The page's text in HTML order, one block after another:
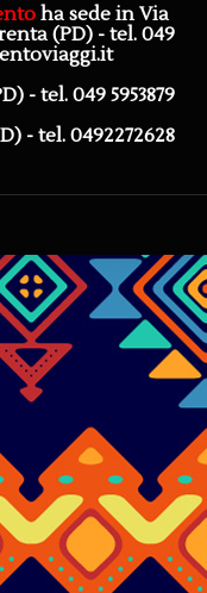
ha sede in Via
(PD) - tel. 049
- tel. 049 5953879
- tel. 0492272628